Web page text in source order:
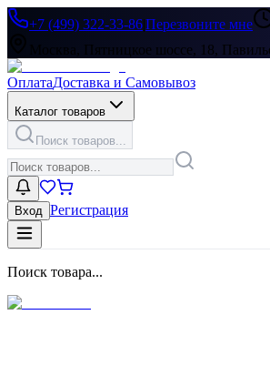
+7 (499) 322-33-86|Перезвоните мне
Москва, Пятницкое шоссе, 18,
ОплатаДоставка и Самовывоз
Каталог товаров
Поиск товаров...
Вход Регистрация
Поиск товара...